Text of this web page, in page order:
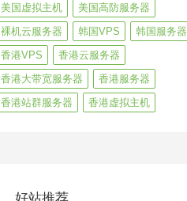
美国虚拟主机
美国高防服务器
裸机云服务器
韩国VPS
韩国服务器
香港VPS
香港云服务器
香港大带宽服务器
香港服务器
香港站群服务器
香港虚拟主机
好站推荐